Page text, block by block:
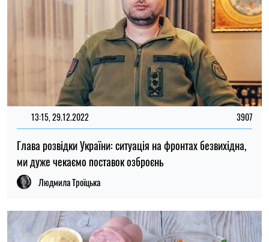
13:15, 29.12.2022 3907
Глава розвідки України: ситуація на фронтах безвихідна,
ми дуже чекаємо поставок озброєнь
Людмила Троїцька